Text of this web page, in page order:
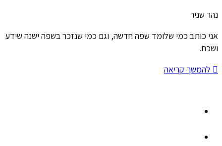
נהר שניר
אני כותב כמי שלומד שפה חדשה, וגם כמי שנזכר בשפה ישנה שידע
ושכח.
להמשך קריאה